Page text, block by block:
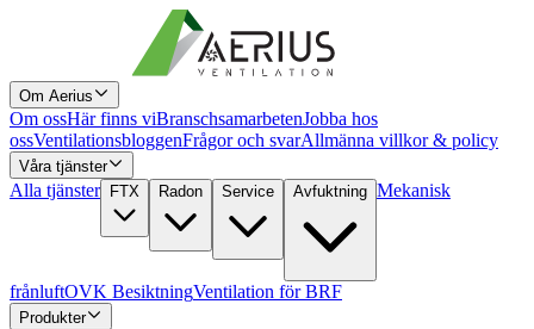
Om Aerius
Om ossHär finns viBranschsamarbetenJobba hos
ossVentilationsbloggenFrågor och svarAllmänna villkor & policy
Våra tjänster
Alla tjänster FTX Radon Service Avfuktning Mekanisk
frånluftOVK BesiktningVentilation för BRF
Produkter